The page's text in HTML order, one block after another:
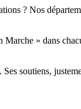
? Nos
Marche » dans
soutiens,